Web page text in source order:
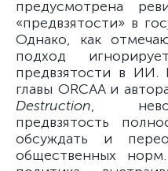
предусмотрена
«предвзятости» в
Однако, как
подход
предвзятости в
главы ORCAA и
Destruction,
предвзятость
обсуждать и
общественных